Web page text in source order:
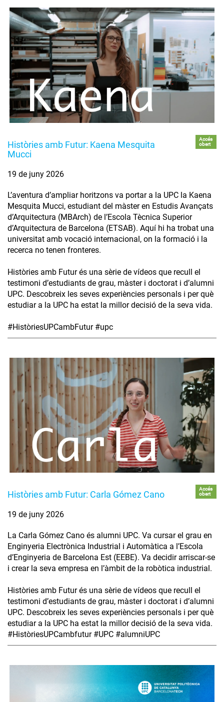
Històries amb Futur: Kaena Mesquita
Mucci
Accés
obert
19 de juny 2026
L’aventura d’ampliar horitzons va portar a la UPC la Kaena
Mesquita Mucci, estudiant del màster en Estudis Avançats
d’Arquitectura (MBArch) de l’Escola Tècnica Superior
d’Arquitectura de Barcelona (ETSAB). Aquí hi ha trobat una
universitat amb vocació internacional, on la formació i la
recerca no tenen fronteres.
Històries amb Futur és una sèrie de vídeos que recull el
testimoni d’estudiants de grau, màster i doctorat i d’alumni
UPC. Descobreix les seves experiències personals i per què
estudiar a la UPC ha estat la millor decisió de la seva vida.
#HistòriesUPCambFutur #upc
Històries amb Futur: Carla Gómez Cano
Accés
obert
19 de juny 2026
La Carla Gómez Cano és alumni UPC. Va cursar el grau en
Enginyeria Electrònica Industrial i Automàtica a l’Escola
d’Enginyeria de Barcelona Est (EEBE). Va decidir arriscar-se
i crear la seva empresa en l’àmbit de la robòtica industrial.
Històries amb Futur és una sèrie de vídeos que recull el
testimoni d’estudiants de grau, màster i doctorat i d’alumni
UPC. Descobreix les seves experiències personals i per què
estudiar a la UPC ha estat la millor decisió de la seva vida.
#HistòriesUPCambfutur #UPC #alumniUPC